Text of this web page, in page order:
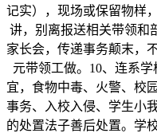
记实），现场或保留物样
讲，别离报送相关带领和
家长会，传递事务颠末，
元带领工做。10、连系
宜，食物中毒、火警、校
事务、入校入侵、学生小
的处置法子善后处置。学